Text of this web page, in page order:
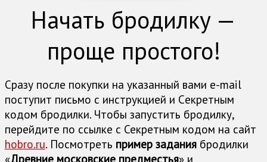
Начать бродилку —
проще простого!
Сразу после покупки на указанный вами e-mail
поступит письмо с инструкцией и Cекретным
кодом бродилки. Чтобы запустить бродилку,
перейдите по ссылке с Секретным кодом на сайт
hobro.ru. Посмотреть пример заданиябродилки
«Древние московские предместья» и